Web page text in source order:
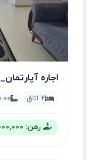
اجاره
2 اتاق
رهن: 800,000,000